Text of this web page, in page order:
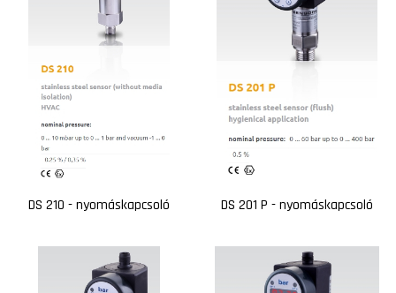
DS 210 - nyomáskapcsoló DS 201 P - nyomáskapcsoló